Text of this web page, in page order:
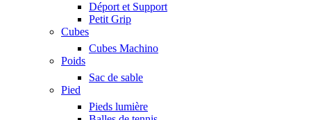
Déport et Support
Petit Grip
Cubes
Cubes Machino
Poids
Sac de sable
Pied
Pieds lumière